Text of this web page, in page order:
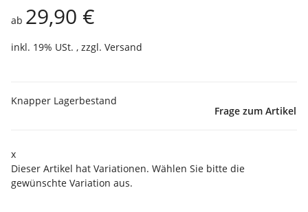
ab 29,90 €
inkl. 19% USt. , zzgl. Versand
Knapper Lagerbestand
Frage zum Artikel
x
Dieser Artikel hat Variationen. Wählen Sie bitte die
gewünschte Variation aus.